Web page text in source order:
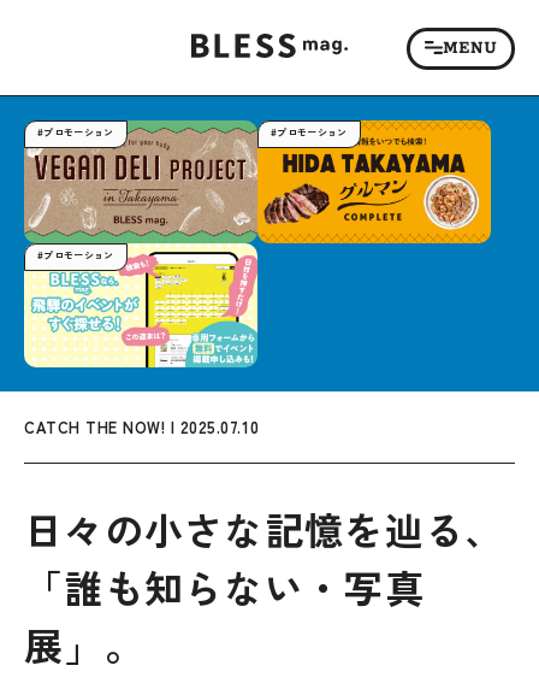
#プロモーション #プロモーション
#プロモーション
CATCH THE NOW! | 2025.07.10
日々の小さな記憶を辿る、
「誰も知らない・写真
展」。